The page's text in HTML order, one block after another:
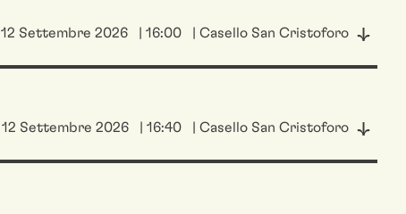
12 Settembre 2026 | 16:00 | Casello San Cristoforo
12 Settembre 2026 | 16:40 | Casello San Cristoforo